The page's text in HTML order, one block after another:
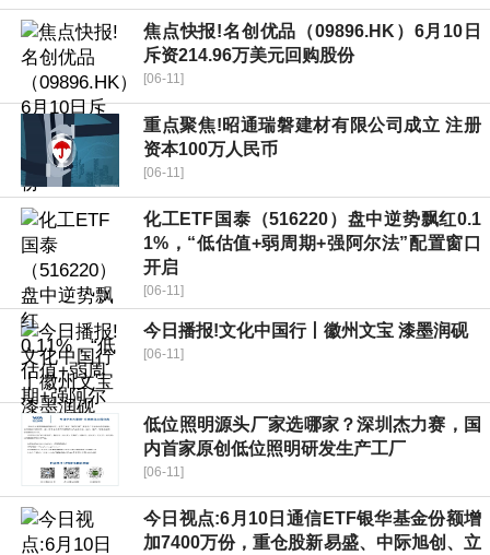
焦点快报!名创优品（09896.HK）6月10日
斥资214.96万美元回购股份
[06-11]
重点聚焦!昭通瑞磐建材有限公司成立 注册
资本100万人民币
[06-11]
化工ETF国泰（516220）盘中逆势飘红0.1
1%，“低估值+弱周期+强阿尔法”配置窗口
开启
[06-11]
今日播报!文化中国行丨徽州文宝 漆墨润砚
[06-11]
低位照明源头厂家选哪家？深圳杰力赛，国
内首家原创低位照明研发生产工厂
[06-11]
今日视点:6月10日通信ETF银华基金份额增
加7400万份，重仓股新易盛、中际旭创、立